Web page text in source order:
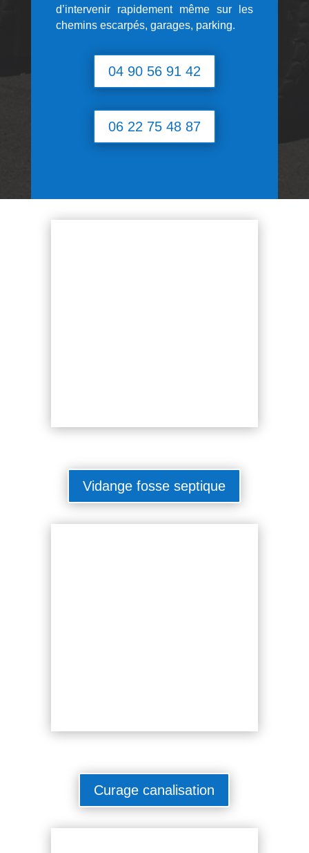
d’intervenir rapidement même sur les
chemins escarpés, garages, parking.
04 90 56 91 42
06 22 75 48 87
Vidange fosse septique
Curage canalisation